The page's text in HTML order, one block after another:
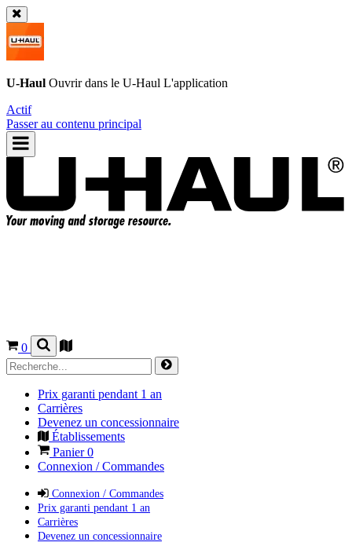
U-Haul Ouvrir dans le U-Haul L'application
Actif
Passer au contenu principal
0
Prix garanti pendant 1 an
Carrières
Devenez un concessionnaire
Établissements
Panier0
Connexion / Commandes
Connexion / Commandes
Prix garanti pendant 1 an
Carrières
Devenez un concessionnaire